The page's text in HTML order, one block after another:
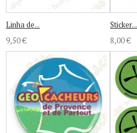
Linha de...
9,50 €
Sticker...
8,00 €